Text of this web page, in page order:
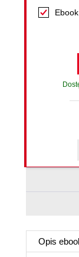
Ebook
Opis